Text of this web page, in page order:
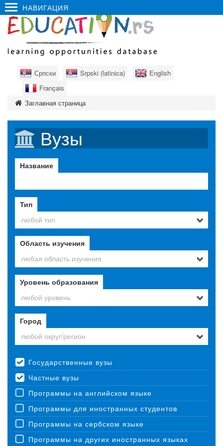
НАВИГАЦИЯ
Српски Srpski (latinica)
English
Français
Заглавная страница
Вузы
Название
Тип
любой тип
Область изучения
любая область изучения
Уровень образования
любой уровень
Город
любой округ/регион
Государственные вузы
Частные вузы
Программы на английском языке
Программы для иностранных студентов
Программы на сербском языке
Программы на других иностранных языках